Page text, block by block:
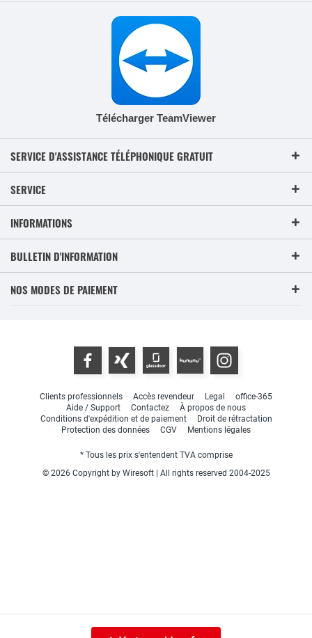
Télécharger TeamViewer
SERVICE D'ASSISTANCE TÉLÉPHONIQUE GRATUIT
SERVICE
INFORMATIONS
BULLETIN D'INFORMATION
NOS MODES DE PAIEMENT
Clients professionnels Accès revendeur Legal
office-365
Aide / Support
Contactez
À propos de nous
Conditions d'expédition et de paiement
Droit de rétractation
Protection des données
CGV Mentions légales
* Tous les prix s'entendent TVA comprise
© 2026 Copyright by Wiresoft | All rights reserved 2004-2025